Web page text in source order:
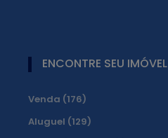
ENCONTRE SEU IMÓVEL
Venda (176)
Aluguel (129)